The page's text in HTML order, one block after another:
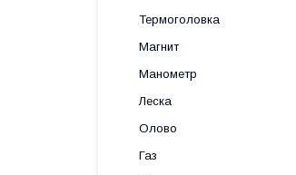
Термоголовка
Магнит
Манометр
Леска
Олово
Газ